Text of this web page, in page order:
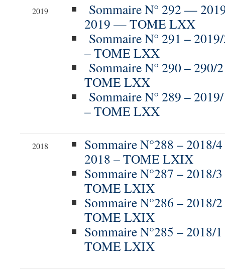
2019
Sommaire N° 292 —
2019 — TOME LXX
Sommaire N° 291 –
– TOME LXX
Sommaire N° 290 –
TOME LXX
Sommaire N° 289 –
– TOME LXX
2018
Sommaire N°288 – 2018/
2018 – TOME LXIX
Sommaire N°287 – 2018/
TOME LXIX
Sommaire N°286 – 2018/
TOME LXIX
Sommaire N°285 – 2018/
TOME LXIX